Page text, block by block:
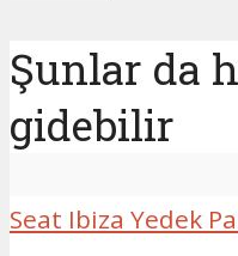
Şunlar da
gidebilir
Seat Ibiza Yedek